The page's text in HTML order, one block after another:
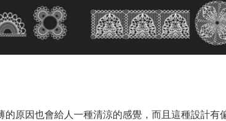
原因也會給人一種清涼的感覺，而且這種設計有